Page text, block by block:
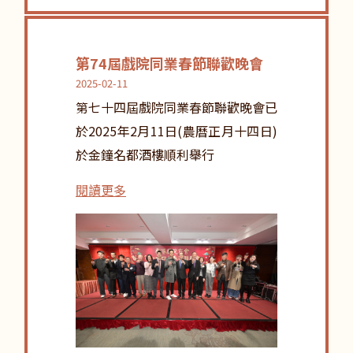
第74屆戲院同業春節聯歡晚會
2025-02-11
第七十四屆戲院同業春節聯歡晚會已
於2025年2月11日(農曆正月十四日)
於金鐘名都酒樓順利舉行
閱讀更多